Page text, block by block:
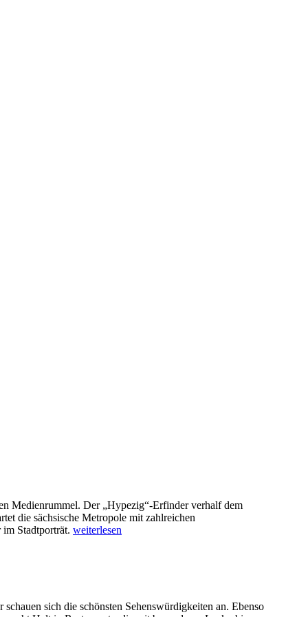
Medienrummel. Der „Hypezig“-Erfinder verhalf dem
die sächsische Metropole mit zahlreichen
Stadtporträt. weiterlesen
sich die schönsten Sehenswürdigkeiten an. Ebenso